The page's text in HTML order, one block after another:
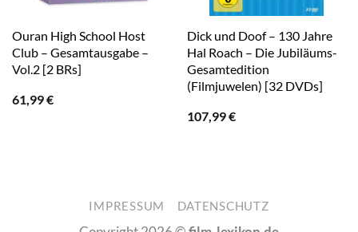
Ouran High School Host
Club – Gesamtausgabe –
Vol.2 [2 BRs]
61,99€
Dick und Doof – 130 Jahre
Hal Roach – Die Jubiläums-
Gesamtedition
(Filmjuwelen) [32 DVDs]
107,99€
IMPRESSUM DATENSCHUTZ